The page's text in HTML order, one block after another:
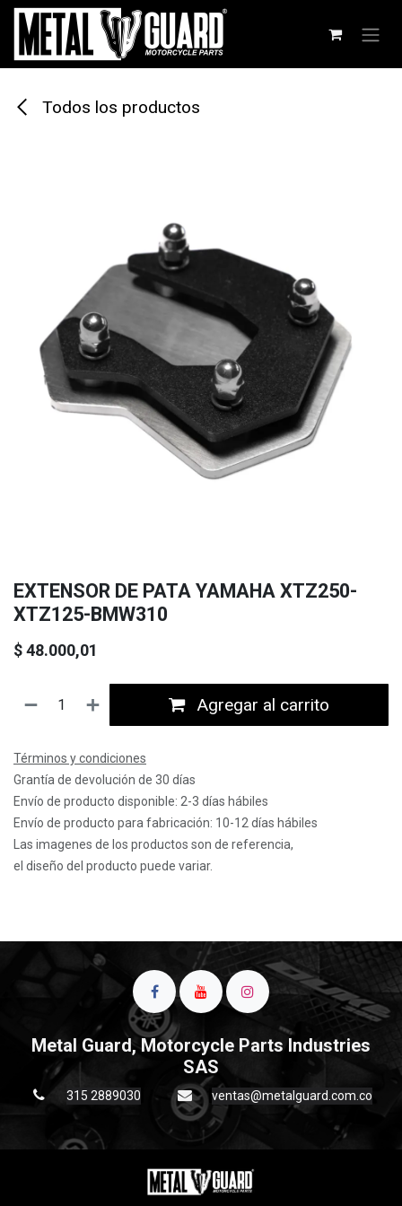
Ir al contenido
Todos los productos
EXTENSOR DE PATA YAMAHA XTZ250-
XTZ125-BMW310
$48.000,01
Agregar al carrito
Términos y condiciones
Grantía de devolución de 30 días
Envío de producto disponible: 2-3 días hábiles
Envío de producto para fabricación: 10-12 días hábiles
Las imagenes de los productos son de referencia,
el diseño del producto puede variar.
Metal Guard, Motorcycle Parts Industries
SAS
315 2889030 ventas@metalguard.com.co